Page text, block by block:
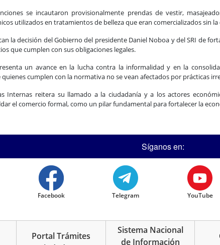
se incautaron provisionalmente prendas de vestir,
utilizados en tratamientos de belleza que eran comercializados sin
la decisión del Gobierno del presidente Daniel Noboa y del SRI de
que cumplen con sus obligaciones legales.
un avance en la lucha contra la informalidad y en la
cumplen con la normativa no se vean afectados por prácticas
Internas reitera su llamado a la ciudadanía y a los actores
el comercio formal, como un pilar fundamental para fortalecer la
Síganos en:
Facebook Telegram YouTube
Portal Trámites
Sistema Nacional
de Información